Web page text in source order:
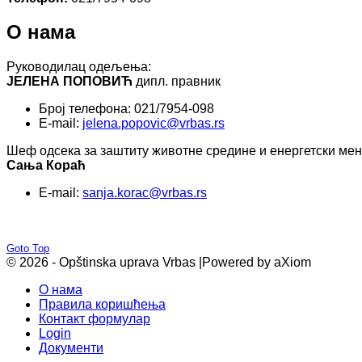
О нама
Руководилац одељења:
ЈЕЛЕНА ПОПОВИЋ дипл. правник
Број телефона: 021/7954-098
E-mail: jelena.popovic@vrbas.rs
Шеф одсека за заштиту животне средине и енергетски
Сања Кораћ
E-mail: sanja.korac@vrbas.rs
Goto Top
© 2026 - Opštinska uprava Vrbas | Powered by aXiom
О нама
Правила коришћења
Контакт формулар
Login
Документи